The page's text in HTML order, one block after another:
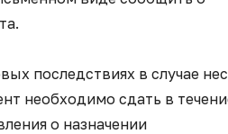
последствиях в случае
необходимо сдать в
о назначении